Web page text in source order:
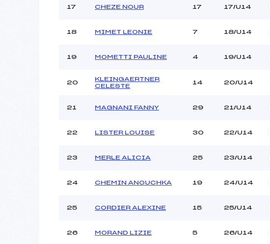
17 CHEZE NOUR 17 17/U14
18 MIMET LEONIE 7 18/U14
19 MOMETTI PAULINE 4 19/U14
20
KLEINGAERTNER
CELESTE
14 20/U14
21 MAGNANI FANNY 29 21/U14
22 LISTER LOUISE 30 22/U14
23 MERLE ALICIA 25 23/U14
24 CHEMIN ANOUCHKA 19 24/U14
25 CORDIER ALEXINE 15 25/U14
26 MORAND LIZIE 5 26/U14